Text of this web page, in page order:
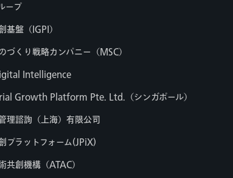
ープ
基盤（IGPI）
づくり戦略カンパニー（MSC）
Intelligence
Growth Platform Pte. Ltd.（シンガポール）
理諮詢（上海）有限公司
プラットフォーム(JPiX)
共創機構（ATAC）